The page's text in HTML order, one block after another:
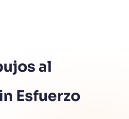
al
Esfuerzo